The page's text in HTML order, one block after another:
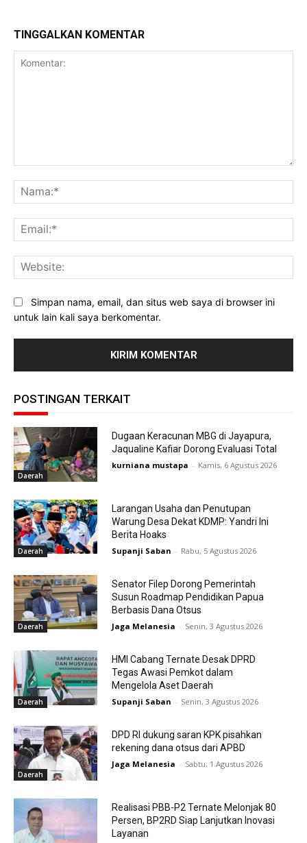
TINGGALKAN KOMENTAR
Simpan nama, email, dan situs web saya di browser ini
untuk lain kali saya berkomentar.
POSTINGAN TERKAIT
Daerah
Dugaan Keracunan MBG di Jayapura,
Jaqualine Kafiar Dorong Evaluasi Total
kurniana mustapa - Kamis, 6 Agustus 2026
Daerah
Larangan Usaha dan Penutupan
Warung Desa Dekat KDMP: Yandri Ini
Berita Hoaks
Supanji Saban - Rabu, 5 Agustus 2026
Daerah
Senator Filep Dorong Pemerintah
Susun Roadmap Pendidikan Papua
Berbasis Dana Otsus
Jaga Melanesia - Senin, 3 Agustus 2026
Daerah
HMI Cabang Ternate Desak DPRD
Tegas Awasi Pemkot dalam
Mengelola Aset Daerah
Supanji Saban - Senin, 3 Agustus 2026
Daerah
DPD RI dukung saran KPK pisahkan
rekening dana otsus dari APBD
Jaga Melanesia - Sabtu, 1 Agustus 2026
Realisasi PBB-P2 Ternate Melonjak 80
Persen, BP2RD Siap Lanjutkan Inovasi
Layanan